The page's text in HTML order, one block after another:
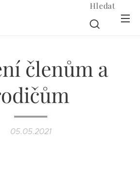
Hledat
členům a
05.05.2021